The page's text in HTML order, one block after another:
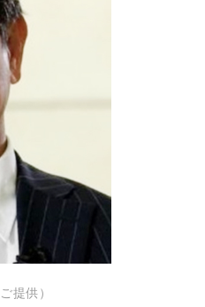
提供）